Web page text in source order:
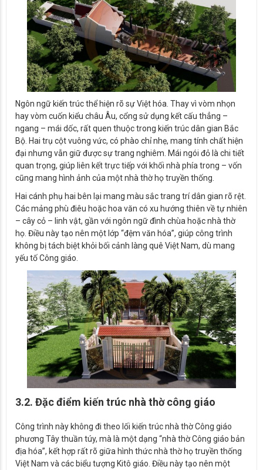
Ngôn ngữ kiến trúc thể hiện rõ sự Việt hóa. Thay vì vòm nhọn
hay vòm cuốn kiểu châu Âu, cổng sử dụng kết cấu thẳng –
ngang – mái dốc, rất quen thuộc trong kiến trúc dân gian Bắc
Bộ. Hai trụ cột vuông vức, có phào chỉ nhẹ, mang tính chất hiện
đại nhưng vẫn giữ được sự trang nghiêm. Mái ngói đỏ là chi tiết
quan trọng, giúp liên kết trực tiếp với khối nhà phía trong – vốn
cũng mang hình ảnh của một nhà thờ họ truyền thống.
Hai cánh phụ hai bên lại mang màu sắc trang trí dân gian rõ rệt.
Các mảng phù điêu hoặc hoa văn có xu hướng thiên về tự nhiên
– cây cỏ – linh vật, gần với ngôn ngữ đình chùa hoặc nhà thờ
họ. Điều này tạo nên một lớp “đệm văn hóa”, giúp công trình
không bị tách biệt khỏi bối cảnh làng quê Việt Nam, dù mang
yếu tố Công giáo.
3.2. Đặc điểm kiến trúc nhà thờ công giáo
Công trình này không đi theo lối kiến trúc nhà thờ Công giáo
phương Tây thuần túy, mà là một dạng “nhà thờ Công giáo bản
địa hóa”, kết hợp rất rõ giữa hình thức nhà thờ họ truyền thống
Việt Nam và các biểu tượng Kitô giáo. Điều này tạo nên một